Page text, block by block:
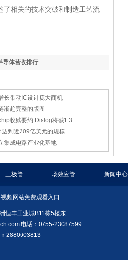
述了相关的技术突破和制造工艺流
导体营收排行
长带动IC设计庞大商机
渐趋完整的版图
收购要约 Dialog将获1.3
达到近209亿美元的规模
集成电路产业化基地
三极管 场效应管 新闻中心
频网站免费观看入口
洲恒丰工业城B11栋5楼东
电话：0755-23087599
：2880603813